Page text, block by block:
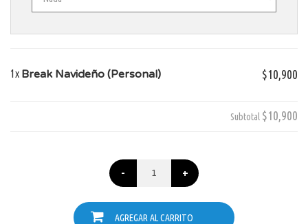
1x Break Navideño (Personal) $10,900
Subtotal $10,900
- +
AGREGAR AL CARRITO